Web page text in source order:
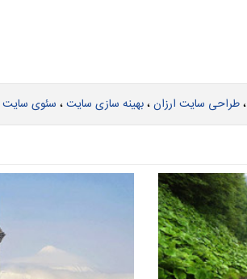
،طراحی سایت ارزان،بهینه سازی سایت، سئوی سایت